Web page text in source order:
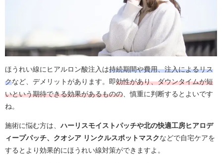
ほうれい線にヒアルロン酸注入は持続期間や費用、注入によるリス
クなど 、デメリットがあります。即効性があり、ダウンタイムが短
いという期待できる効果があるものの 、慎重に判断するとよいです
ね。
施術に悩む方は、ハーリスモイストパッチや北の快適工房ヒアロデ
ィープパッチ、クオシア リンクルスポットマスク などで自宅ケアを
するとより効果的にほうれい線対策ができますよ。